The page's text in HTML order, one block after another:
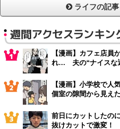
ライフの記
週間アクセスランキン
【漫画】カフェ店員
れ… 夫の“ナイスな
【漫画】小学校で
個室の隙間から見え
前日にカットしたの
抜けカットで激変！